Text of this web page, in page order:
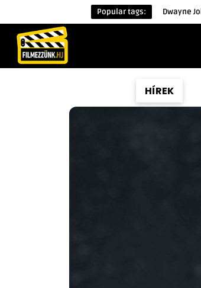
Popular tags: Dwayne
HÍREK